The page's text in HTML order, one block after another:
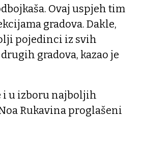
Ovaj uspjeh tim
gradova. Dakle,
pojedinci iz svih
gradova, kazao je
i u izboru najboljih
Rukavina proglašeni